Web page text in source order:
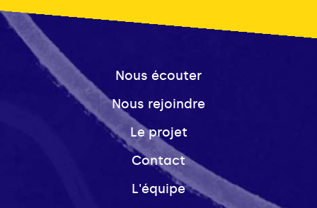
Nous écouter
Nous rejoindre
Le projet
Contact
L'équipe